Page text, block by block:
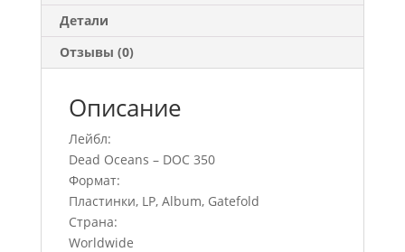
Детали
Отзывы (0)
Описание
Лейбл:
Dead Oceans – DOC 350
Формат:
Пластинки, LP, Album, Gatefold
Страна:
Worldwide